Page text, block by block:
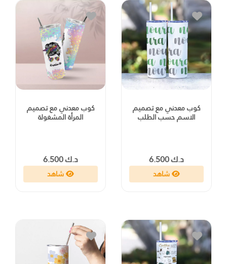
كوب معدني مع تصميم
الاسم حسب الطلب
د.ك 6.500
شاهد
كوب معدني مع تصميم
المرأة المشغولة
د.ك 6.500
شاهد